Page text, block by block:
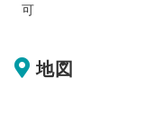
可
地図